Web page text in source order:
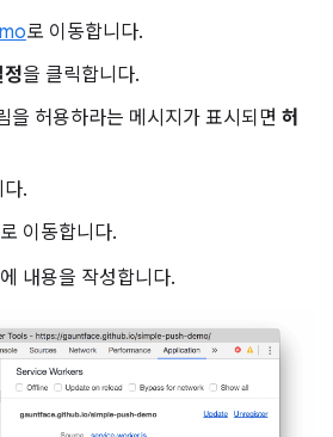
로 이동합니다.
을 클릭합니다.
허용하라는 메시지가 표시되면 허
.
이동합니다.
내용을 작성합니다.